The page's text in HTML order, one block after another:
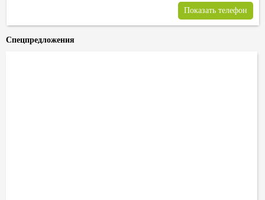
Показать телефон
Спецпредложения